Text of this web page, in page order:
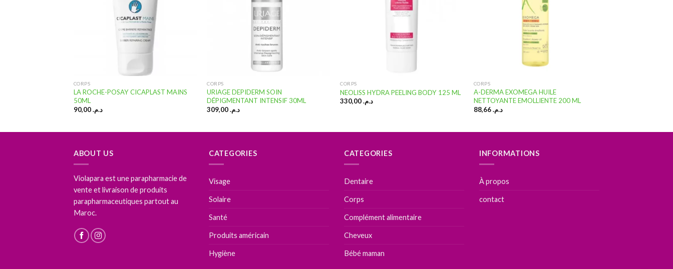
CORPS
LA ROCHE-POSAY CICAPLAST MAINS
50ML
د.م.90,00
CORPS
URIAGE DEPIDERM SOIN
DÉPIGMENTANT INTENSIF 30ML
د.م.309,00
CORPS
NEOLISS HYDRA PEELING BODY 125 ML
د.م.330,00
CORPS
A-DERMA EXOMEGA HUILE
NETTOYANTE EMOLLIENTE 200 ML
د.م.88,66
ABOUT US
Violapara est une parapharmacie de
vente et livraison de produits
parapharmaceutiques partout au
Maroc.
CATEGORIES
Visage
Solaire
Santé
Produits américain
Hygiène
CATEGORIES
Dentaire
Corps
Complément alimentaire
Cheveux
Bébé maman
INFORMATIONS
À propos
contact